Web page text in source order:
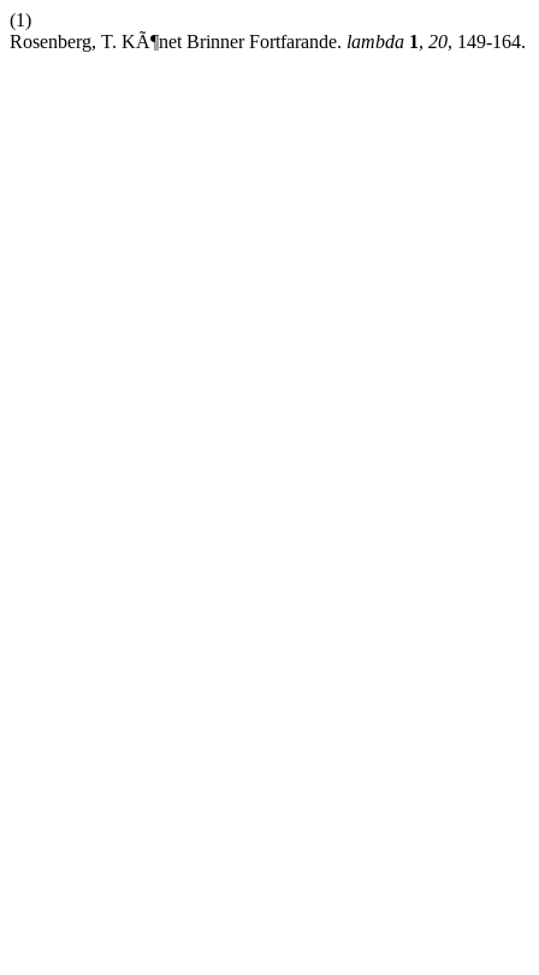
(1)
Rosenberg, T. KÃ¶net Brinner Fortfarande. lambda 1, 20, 149-164.